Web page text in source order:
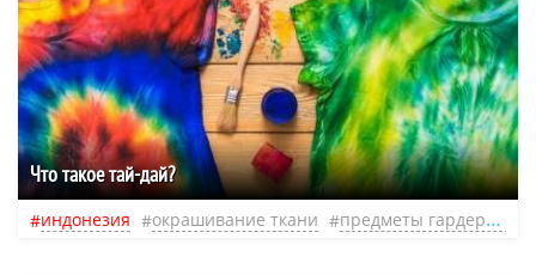
Что такое тай-дай?
индонезия окрашивание ткани предметы гардероба